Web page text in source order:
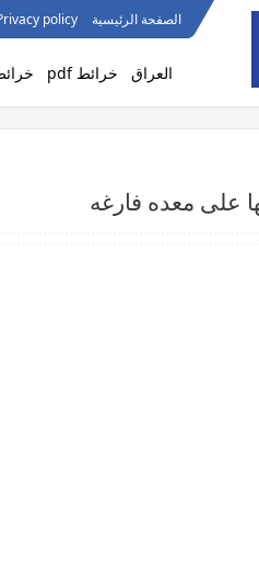
الصفحة الرئيسية policy
العراق خرائط pdf
على معده فارغه